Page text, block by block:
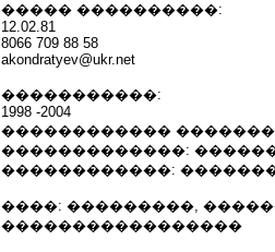
����� ����������:
12.02.81
8066 709 88 58
akondratyev@ukr.net
�����������:
1998 -2004
������������
�������������:
������������:
����: ���������,
�����������������